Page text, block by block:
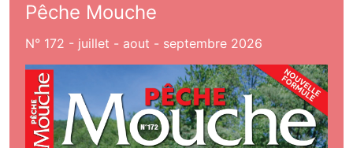
Pêche Mouche
N° 172 - juillet - aout - septembre 2026